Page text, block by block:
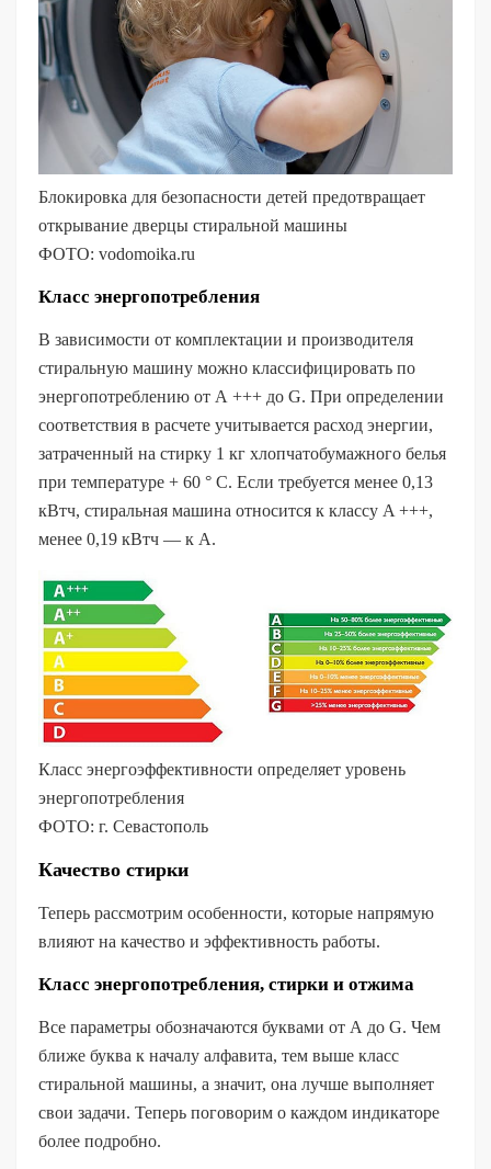
Блокировка для безопасности детей предотвращает
открывание дверцы стиральной машины
ФОТО: vodomoika.ru
Класс энергопотребления
В зависимости от комплектации и производителя
стиральную машину можно классифицировать по
энергопотреблению от А +++ до G. При определении
соответствия в расчете учитывается расход энергии,
затраченный на стирку 1 кг хлопчатобумажного белья
при температуре + 60 ° С. Если требуется менее 0,13
кВтч, стиральная машина относится к классу A +++,
менее 0,19 кВтч — к A.
Класс энергоэффективности определяет уровень
энергопотребления
ФОТО: г. Севастополь
Качество стирки
Теперь рассмотрим особенности, которые напрямую
влияют на качество и эффективность работы.
Класс энергопотребления, стирки и отжима
Все параметры обозначаются буквами от А до G. Чем
ближе буква к началу алфавита, тем выше класс
стиральной машины, а значит, она лучше выполняет
свои задачи. Теперь поговорим о каждом индикаторе
более подробно.